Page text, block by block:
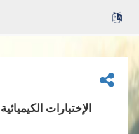
الإختبارات